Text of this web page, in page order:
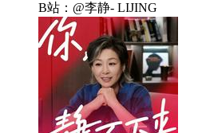
B站：@李静- LIJING